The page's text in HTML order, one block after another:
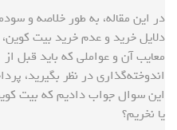
در این مقاله، به طور خلاصه و
دلایل خرید و عدم خرید بیت کوین،
معایب آن و عواملی که باید قبل از
اندوخته‌گذاری در نظر بگیرید،
این سوال جواب دادیم که بیت
یا نخریم؟